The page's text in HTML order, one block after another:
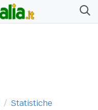
Statistiche